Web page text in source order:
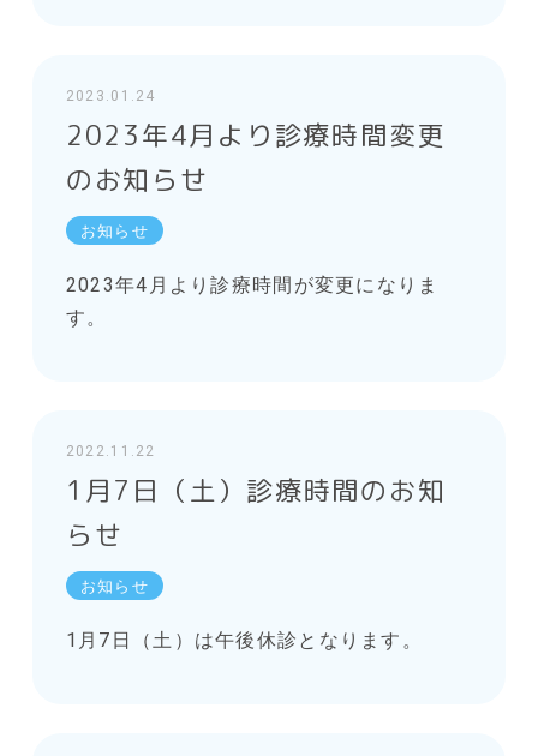
2023.01.24
2023年4月より診療時間変更
のお知らせ
お知らせ
2023年4月より診療時間が変更になりま
す。
2022.11.22
1月7日（土）診療時間のお知
らせ
お知らせ
1月7日（土）は午後休診となります。